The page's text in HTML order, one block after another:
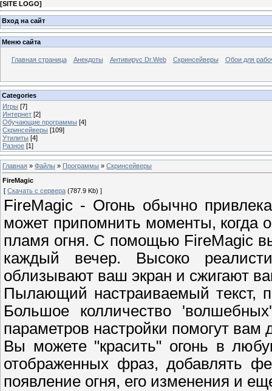
[SITE LOGO]
Вход на сайт
Меню сайта
Главная страница Анекдоты Антивирус Dr.Web Скринсейверы Обои для
Categories
Игры [7]
Интернет [2]
Обучающие программы [4]
Скринсейверы [109]
Утилиты [4]
Разное [1]
Главная » Файлы » Программы » Скринсейверы
FireMagic
[ Скачать с сервера (787.9 Kb) ]
FireMagic - Огонь обычно
может припомнить моменты, когда
пламя огня. С помощью FireMagic
каждый вечер. Высоко
облизывают ваш экран и сжигают
Пылающий настраиваемый текст,
Большое колличество
параметров настройки помогут вам
Вы можете "красить" огонь в
отображенных фраз, добавлять
появление огня, его изменения и